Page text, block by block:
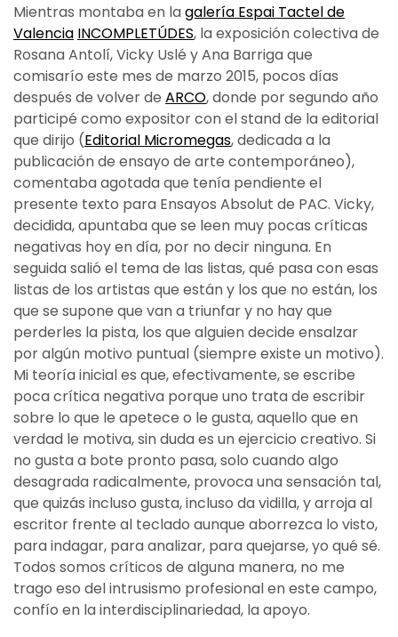
Mientras montaba en lagalería Espai Tactel de
Valencia INCOMPLETÚDES, la exposición colectiva de
Rosana Antolí, Vicky Uslé y Ana Barriga que
comisarío este mes de marzo 2015, pocos días
después de volver de ARCO, donde por segundo año
participé como expositor con el stand de la editorial
que dirijo (Editorial Micromegas, dedicada a la
publicación de ensayo de arte contemporáneo),
comentaba agotada que tenía pendiente el
presente texto para Ensayos Absolut de PAC. Vicky,
decidida, apuntaba que se leen muy pocas críticas
negativas hoy en día, por no decir ninguna. En
seguida salió el tema de las listas, qué pasa con esas
listas de los artistas que están y los que no están, los
que se supone que van a triunfar y no hay que
perderles la pista, los que alguien decide ensalzar
por algún motivo puntual (siempre existe un motivo).
Mi teoría inicial es que, efectivamente, se escribe
poca crítica negativa porque uno trata de escribir
sobre lo que le apetece o le gusta, aquello que en
verdad le motiva, sin duda es un ejercicio creativo. Si
no gusta a bote pronto pasa, solo cuando algo
desagrada radicalmente, provoca una sensación tal,
que quizás incluso gusta, incluso da vidilla, y arroja al
escritor frente al teclado aunque aborrezca lo visto,
para indagar, para analizar, para quejarse, yo qué sé.
Todos somos críticos de alguna manera, no me
trago eso del intrusismo profesional en este campo,
confío en la interdisciplinariedad, la apoyo.